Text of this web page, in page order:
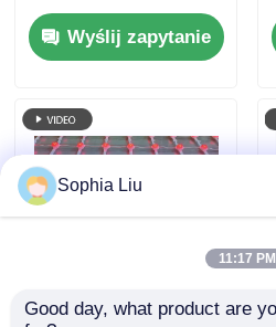
P62.5 Zewnętrzna
elastyczna kurtyna
siatkowa do
dekoracji budynków
Wyślij zapytanie
Sophia Liu
11:17 PM
Good day, what product are